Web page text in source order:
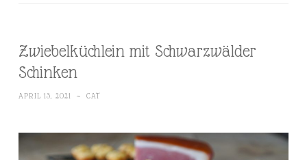
Zwiebelküchlein mit Schwarzwälder
Schinken
APRIL 13, 2021 ~ CAT